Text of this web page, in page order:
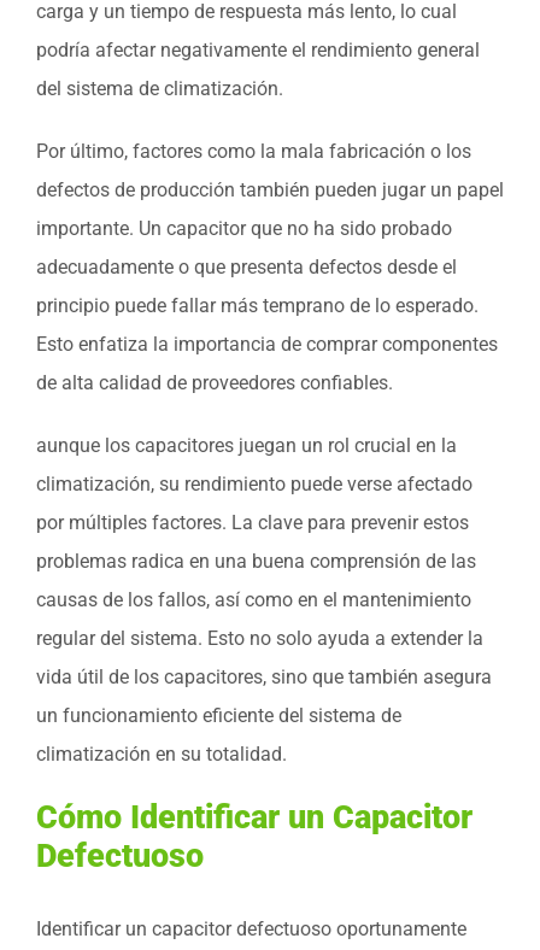
carga y un tiempo de respuesta más lento, lo cual
podría afectar negativamente el rendimiento general
del sistema de climatización.
Por último, factores como la mala fabricación o los
defectos de producción también pueden jugar un papel
importante. Un capacitor que no ha sido probado
adecuadamente o que presenta defectos desde el
principio puede fallar más temprano de lo esperado.
Esto enfatiza la importancia de comprar componentes
de alta calidad de proveedores confiables.
aunque los capacitores juegan un rol crucial en la
climatización, su rendimiento puede verse afectado
por múltiples factores. La clave para prevenir estos
problemas radica en una buena comprensión de las
causas de los fallos, así como en el mantenimiento
regular del sistema. Esto no solo ayuda a extender la
vida útil de los capacitores, sino que también asegura
un funcionamiento eficiente del sistema de
climatización en su totalidad.
Cómo Identificar un Capacitor
Defectuoso
Identificar un capacitor defectuoso oportunamente